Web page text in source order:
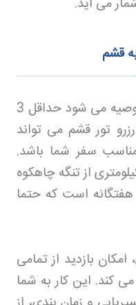
قشم
برای تجربه کامل جزیره قشم، توصیه می‌ شود حداقل 3
رزرو تور قشم می‌ تواند
سفر شما باشد.
ناز قشم که در فاصله 75 کیلومتری از تنگه چاهکوه
هفتگانه است که حتما
امکان بازدید از تمامی
کند. این کار به شما